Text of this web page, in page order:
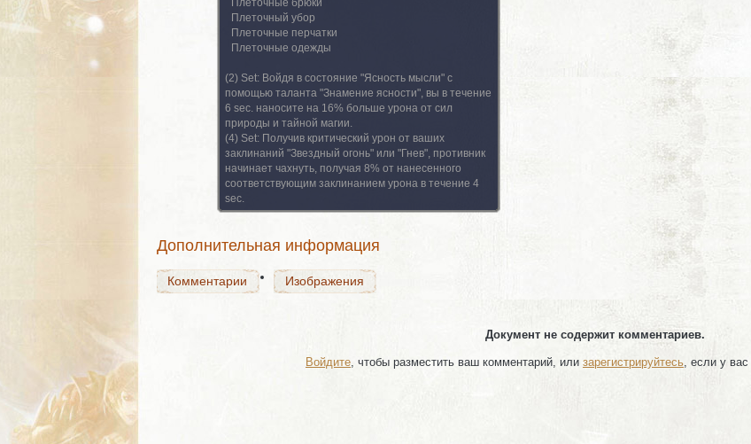
Плеточные брюки
Плеточный убор
Плеточные перчатки
Плеточные одежды
(2) Set: Войдя в состояние "Ясность мысли" с
помощью таланта "Знамение ясности", вы в течение
6 sec. наносите на 16% больше урона от сил
природы и тайной магии.
(4) Set: Получив критический урон от ваших
заклинаний "Звездный огонь" или "Гнев", противник
начинает чахнуть, получая 8% от нанесенного
соответствующим заклинанием урона в течение 4
sec.
Дополнительная информация
Комментарии Изображения
Комментарии Изображения
Комментарии Изображения
Документ не содержит комментариев.
Войдите , чтобы разместить ваш комментарий, или зарегистрируйтесь , если у